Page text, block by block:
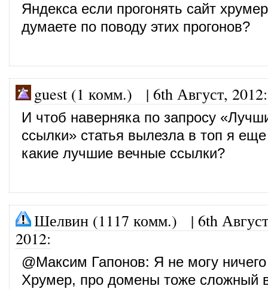
Яндекса если прогонять сайт
думаете по поводу этих прогонов?
guest (1 комм.) | 6th Август, 2012:
И чтоб наверняка по запросу
ссылки» статья вылезла в топ я
какие лучшие вечные ссылки?
Шелвин (1117 комм.) | 6th
2012:
@Максим Гапонов: Я не могу
Хрумер, про домены тоже сложный